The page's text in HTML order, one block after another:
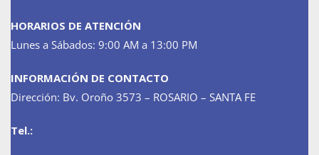
HORARIOS DE ATENCIÓN
Lunes a Sábados: 9:00 AM a 13:00 PM
INFORMACIÓN DE CONTACTO
Dirección: Bv. Oroño 3573 – ROSARIO – SANTA FE
Tel.: